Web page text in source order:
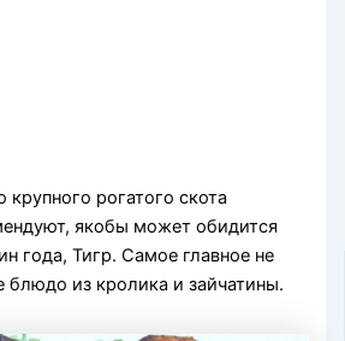
крупного рогатого скота
якобы может обидится
года, Тигр. Самое главное не
блюдо из кролика и зайчатины.